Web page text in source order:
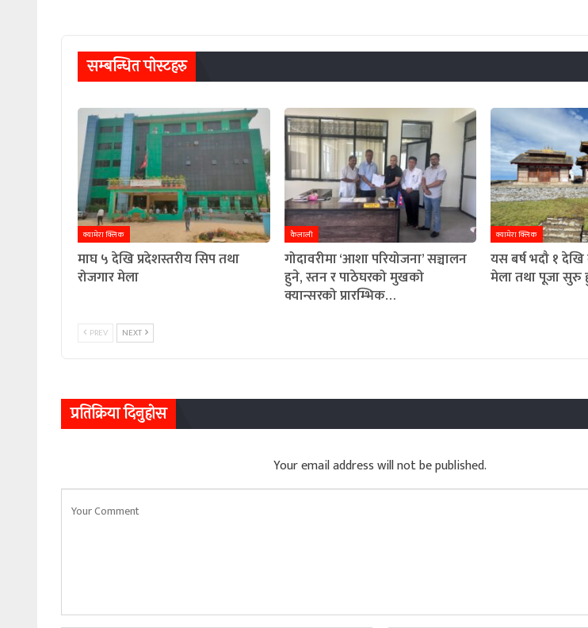
सम्बन्धित पाेस्टहरु
क्यामेरा क्लिक
माघ ५ देखि प्रदेशस्तरीय सिप तथा
रोजगार मेला
कैलाली
गोदावरीमा ‘आशा परियोजना’ सञ्चालन
हुने, स्तन र पाठेघरको मुखको
क्यान्सरको प्रारम्भिक…
क्यामेरा क्लिक
यस बर्ष भदौ १
मेला तथा पूजा सुरु
PREV NEXT
प्रतिक्रिया दिनुहोस
Your email address will not be published.